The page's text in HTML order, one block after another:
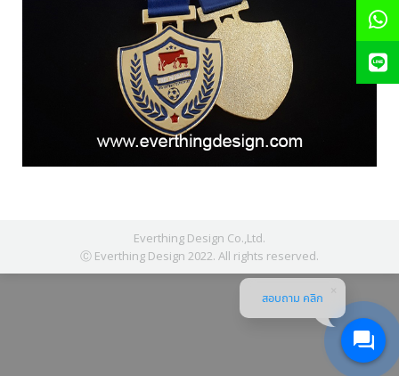
Everthing Design Co.,Ltd.
Ⓒ Everthing Design 2022. All rights reserved.
สอบถาม คลิก